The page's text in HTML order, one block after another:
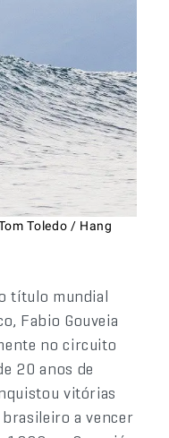
Toledo / Hang
título mundial
Fabio Gouveia
no circuito
20 anos de
vitórias
a vencer